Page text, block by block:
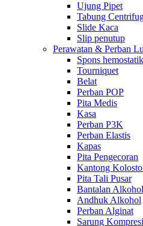
Ujung Pipet
Tabung
Slide Kaca
Slip penutup
Perawatan & Perban
Spons hemostatik
Tourniquet
Belat
Perban POP
Pita Medis
Kasa
Perban P3K
Perban Elastis
Kapas
Pita Pengecoran
Kantong
Pita Tali Pusar
Bantalan Alkohol
Andhuk Alkohol
Perban Alginat
Sarung